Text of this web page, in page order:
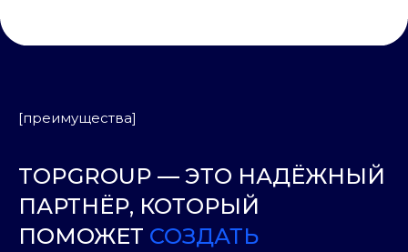
[преимущества]
TOPGROUP — ЭТО НАДЁЖНЫЙ
ПАРТНЁР, КОТОРЫЙ
ПОМОЖЕТ СОЗДАТЬ